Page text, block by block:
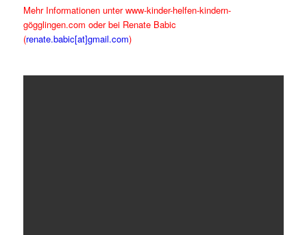
Mehr Informationen unter www-kinder-helfen-kindern-
gögglingen.com oder bei Renate Babic
(renate.babic[at]gmail.com)